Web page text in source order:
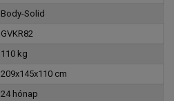
Body-Solid
GVKR82
110 kg
209x145x110 cm
24 hónap